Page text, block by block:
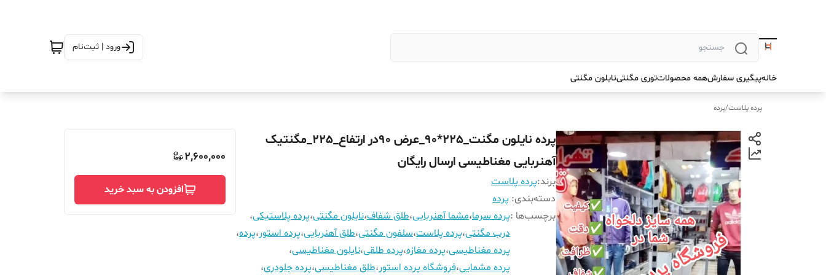
ورود | ثبت‌نام
خانهپیگیری سفارشهمه محصولاتتوری مگنتینایلون مگنتی
پرده پلاست/پرده
پرده نایلون مگنت_225*90_عرض 90در ارتفاع_225_مگنتیک
آهنربایی مغناطیسی ارسال رایگان
برند:پرده پلاست
دسته‌بندی: پرده
برچسب‌ها :پرده سرما،مشما آهنربایی،طلق شفاف،نایلون مگنتی،پرده پلاستیکی،
درب مگنتی،پرده پلاست،سلفون مگنتی،طلق آهنربایی،پرده استور،پرده،
پرده مغناطیسی،پرده مغازه،پرده طلقی،نایلون مغناطیسی،
پرده مشمایی،فروشگاه پرده استور،طلق مغناطیسی،پرده جلودری،
2,600,000
افزودن به سبد خرید